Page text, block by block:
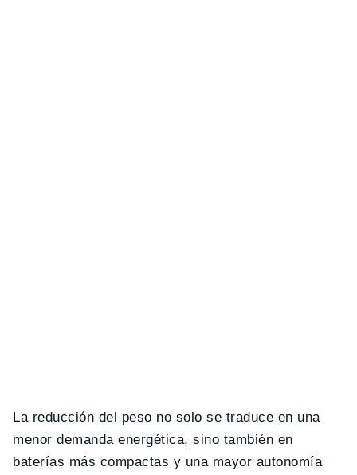
La reducción del peso no solo se traduce en una
menor demanda energética, sino también en
baterías más compactas y una mayor autonomía